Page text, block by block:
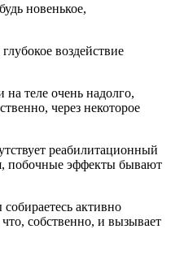
новенькое,
воздействие
теле очень надолго,
через некоторое
реабилитационный
побочные эффекты бывают
активно
собственно, и вызывает